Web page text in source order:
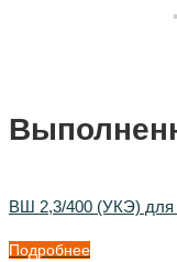
ВШ 2,3/400 (УКЭ) для
Подробнее